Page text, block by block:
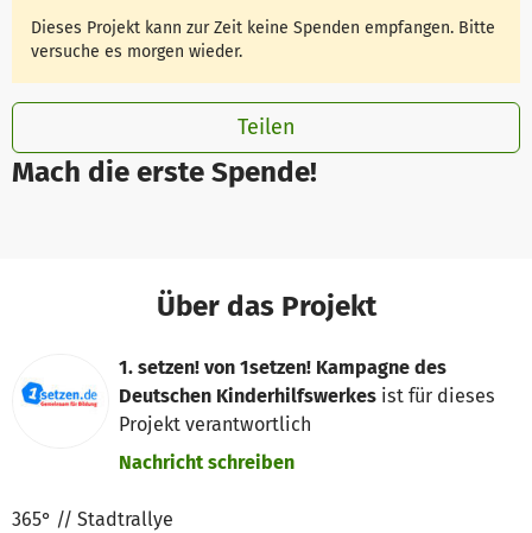
Mach die erste Spende!
Dieses Projekt kann zur Zeit keine Spenden empfangen. Bitte
versuche es morgen wieder.
Teilen
Über das Projekt
1. setzen! von 1setzen! Kampagne des
Deutschen Kinderhilfswerkes ist für dieses
Projekt verantwortlich
Nachricht schreiben
365° // Stadtrallye